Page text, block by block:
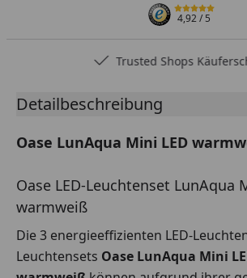
4,92/ 5
Trusted Shops
Detailbeschreibung
Oase LunAqua Mini LED
Oase LED-Leuchtenset LunAqua
warmweiß
Die 3 energieeffizienten LED-
Leuchtensets Oase LunAqua Mini